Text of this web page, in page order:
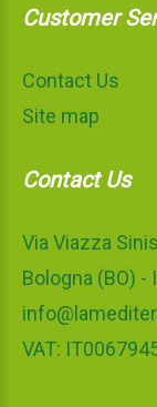
Customer
Contact Us
Site map
Contact Us
Via Viazza
Bologna (BO) -
VAT: